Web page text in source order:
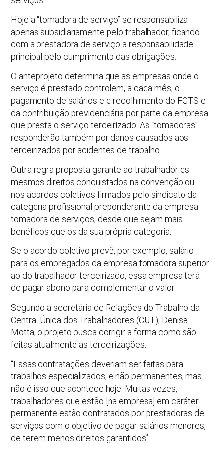
Hoje a “tomadora de serviço” se responsabiliza
apenas subsidiariamente pelo trabalhador, ficando
com a prestadora de serviço a responsabilidade
principal pelo cumprimento das obrigações.
O anteprojeto determina que as empresas onde o
serviço é prestado controlem, a cada mês, o
pagamento de salários e o recolhimento do FGTS e
da contribuição previdenciária por parte da empresa
que presta o serviço terceirizado. As “tomadoras”
responderão também por danos causados aos
terceirizados por acidentes de trabalho.
Outra regra proposta garante ao trabalhador os
mesmos direitos conquistados na convenção ou
nos acordos coletivos firmados pelo sindicato da
categoria profissional preponderante da empresa
tomadora de serviços, desde que sejam mais
benéficos que os da sua própria categoria.
Se o acordo coletivo prevê, por exemplo, salário
para os empregados da empresa tomadora superior
ao do trabalhador terceirizado, essa empresa terá
de pagar abono para complementar o valor.
Segundo a secretária de Relações do Trabalho da
Central Única dos Trabalhadores (CUT), Denise
Motta, o projeto busca corrigir a forma como são
feitas atualmente as terceirizações.
“Essas contratações deveriam ser feitas para
trabalhos especializados, e não permanentes, mas
não é isso que acontece hoje. Muitas vezes,
trabalhadores que estão [na empresa] em caráter
permanente estão contratados por prestadoras de
serviços com o objetivo de pagar salários menores,
de terem menos direitos garantidos”.